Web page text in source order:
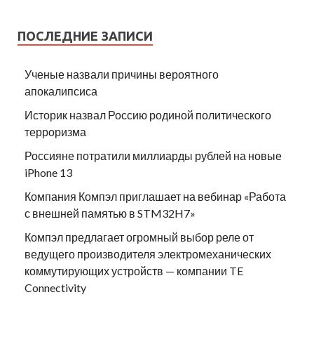
ПОСЛЕДНИЕ ЗАПИСИ
Ученые назвали причины вероятного
апокалипсиса
Историк назвал Россию родиной политического
терроризма
Россияне потратили миллиарды рублей на новые
iPhone 13
Компания Компэл приглашает на вебинар «Работа
с внешней памятью в STM32H7»
Компэл предлагает огромный выбор реле от
ведущего производителя электромеханических
коммутирующих устройств — компании TE
Connectivity